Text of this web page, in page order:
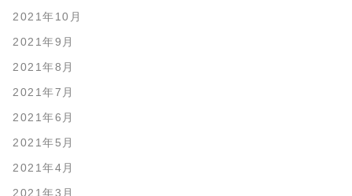
2021年10月
2021年9月
2021年8月
2021年7月
2021年6月
2021年5月
2021年4月
2021年3月